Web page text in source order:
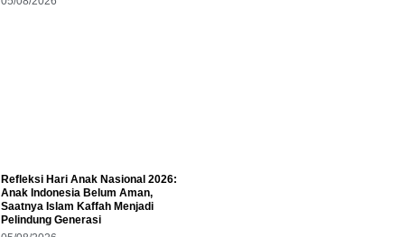
Refleksi Hari Anak Nasional 2026:
Anak Indonesia Belum Aman,
Saatnya Islam Kaffah Menjadi
Pelindung Generasi